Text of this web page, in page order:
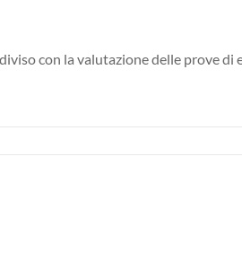
con la valutazione delle prove di